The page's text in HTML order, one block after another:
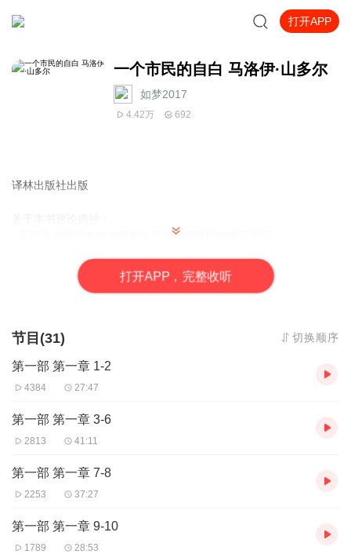
打开APP
一个市民的自白 马洛伊·山多尔
如梦2017
4.42万 692
译林出版社出版
* 再现两次世界大战之间东欧新兴市民阶层的生活全景
上述文字摘自：豆瓣读书
2017的联系方式：
本播音作品会及时撤下。
打开APP，完整收听
节目(31) 切换顺序
第一部 第一章 1-2
4384 27:47
第一部 第一章 3-6
2813 41:11
第一部 第一章 7-8
2253 37:27
第一部 第一章 9-10
1789 28:53